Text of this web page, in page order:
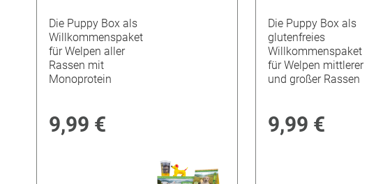
Die Puppy Box als
Willkommenspaket
für Welpen aller
Rassen mit
Monoprotein
9,99 €
Die Puppy Box als
glutenfreies
Willkommenspaket
für Welpen mittlerer
und großer Rassen
9,99 €